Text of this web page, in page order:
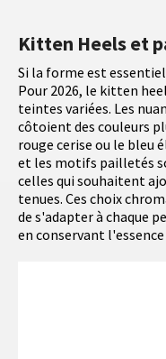
Kitten Heels et
Si la forme est
Pour 2026, le kitten
teintes variées. Les
côtoient des couleurs
rouge cerise ou le bleu
et les motifs pailletés
celles qui souhaitent
tenues. Ces choix
de s'adapter à chaque
en conservant